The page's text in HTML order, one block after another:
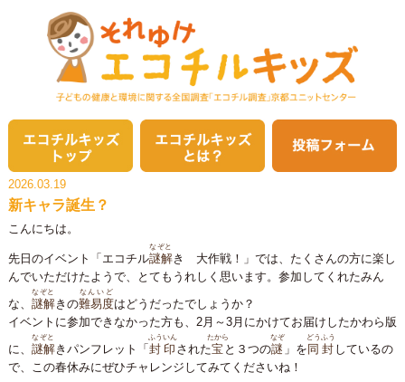
2026.03.19
新キャラ誕生？
こんにちは。
先日のイベント「エコチル謎解
なぞと
き 大作戦！」では、たくさんの方に楽し
んでいただけたようで、とてもうれしく思います。参加してくれたみん
な、 謎解
なぞと
きの難易度
なんいど
はどうだったでしょうか？
イベントに参加できなかった方も、2月～3月にかけてお届けしたかわら版
に、 謎解
なぞと
きパンフレット「 封印
ふういん
された宝
たから
と３つの謎
なぞ
」を 同封
どうふう
しているの
で、この春休みにぜひチャレンジしてみてくださいね！